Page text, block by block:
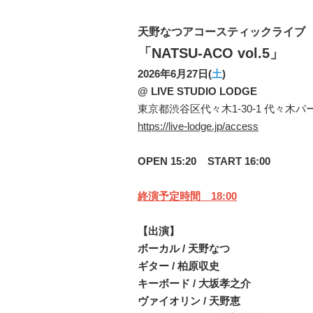
天野なつアコースティックライブ
「NATSU-ACO vol.5」
2026年6月27日(土)
@ LIVE STUDIO LODGE
東京都渋谷区代々木1-30-1 代々木パ
https://live-lodge.jp/access
OPEN 15:20 START 16:00
終演予定時間 18:00
【出演】
ボーカル / 天野なつ
ギター / 柏原収史
キーボード / 大坂孝之介
ヴァイオリン / 天野恵